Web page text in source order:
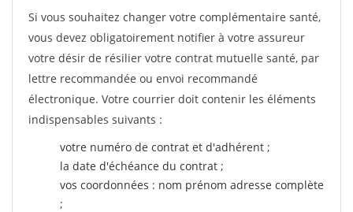
Si vous souhaitez changer votre complémentaire santé,
vous devez obligatoirement notifier à votre assureur
votre désir de résilier votre contrat mutuelle santé, par
lettre recommandée ou envoi recommandé
électronique. Votre courrier doit contenir les éléments
indispensables suivants :
votre numéro de contrat et d'adhérent ;
la date d'échéance du contrat ;
vos coordonnées : nom prénom adresse complète
;